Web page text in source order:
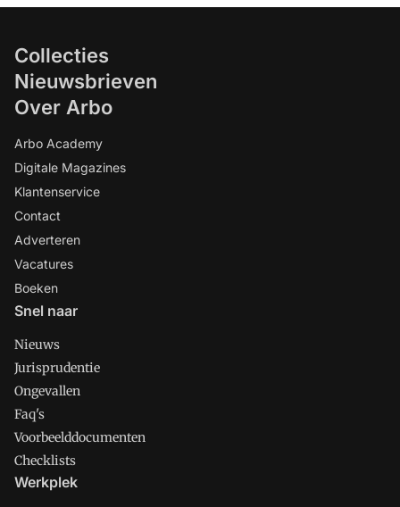
Collecties
Nieuwsbrieven
Over Arbo
Arbo Academy
Digitale Magazines
Klantenservice
Contact
Adverteren
Vacatures
Boeken
Snel naar
Nieuws
Jurisprudentie
Ongevallen
Faq's
Voorbeelddocumenten
Checklists
Werkplek